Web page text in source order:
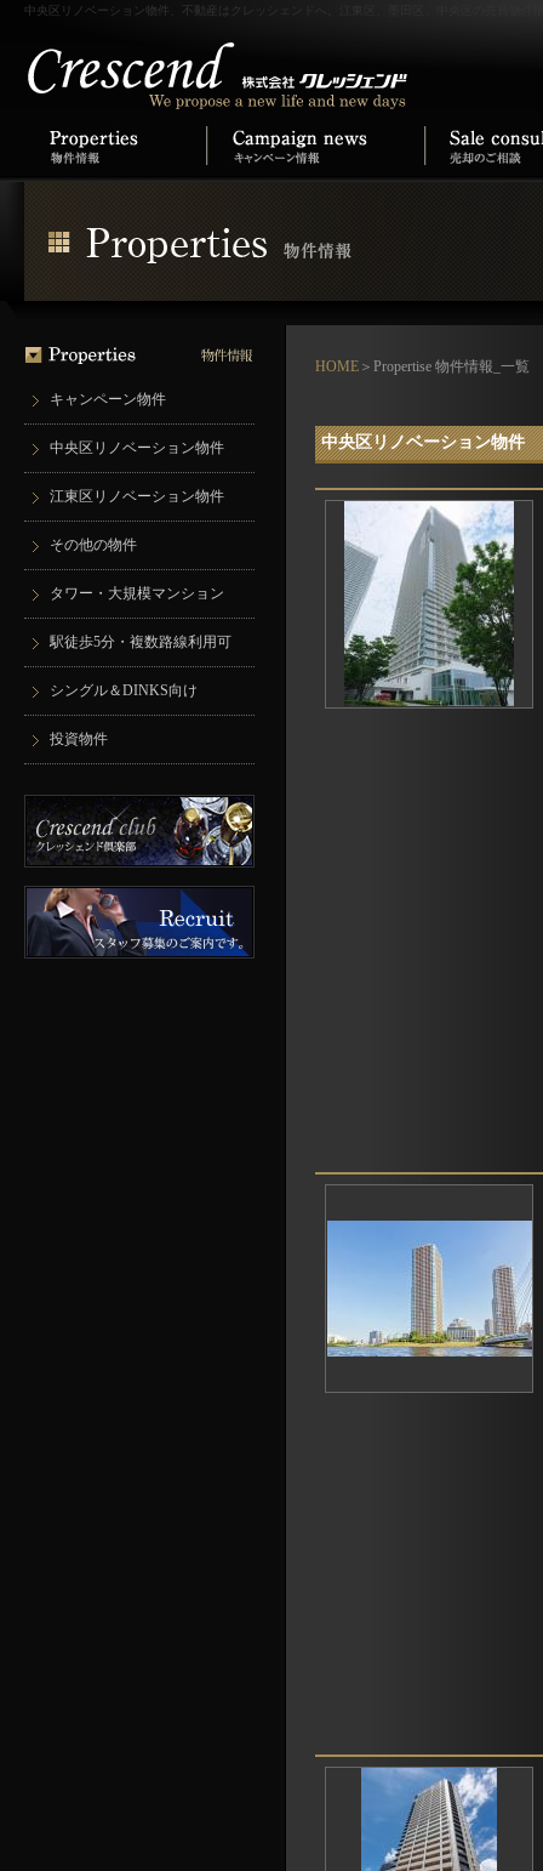
中央区リノベーション物件、不動産はクレッシェンドへ。江東区、墨田区、中央区の売買物件
キャンペーン物件
中央区リノベーション物件
江東区リノベーション物件
その他の物件
タワー・大規模マンション
駅徒歩5分・複数路線利用可
シングル＆DINKS向け
投資物件
HOME ＞Propertise 物件情報_一覧
中央区リノベーション物件